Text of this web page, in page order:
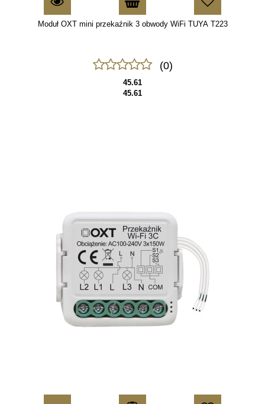
Moduł OXT mini przekaźnik 3 obwody WiFi TUYA T223
(0)
45.61
45.61